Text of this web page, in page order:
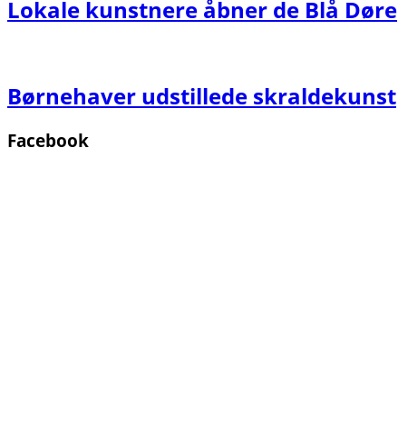
Lokale kunstnere åbner de Blå Døre
Børnehaver udstillede skraldekunst
Facebook